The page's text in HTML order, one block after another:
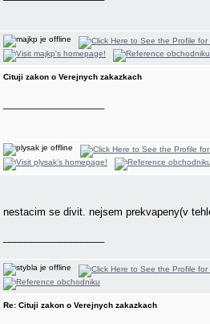
Cituji zakon o Verejnych zakazkach
nestacim se divit. nejsem prekvapeny(v
Re: Cituji zakon o Verejnych zakazkach